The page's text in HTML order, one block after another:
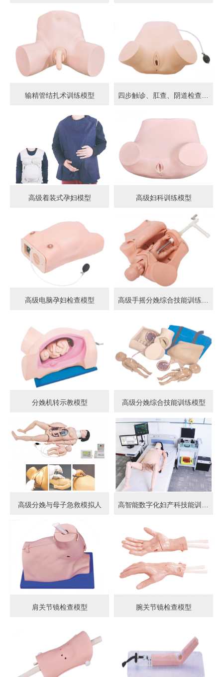
输精管结扎术训练模型 四步触诊、肛查、阴道检查训练模型
高级着装式孕妇模型 高级妇科训练模型
高级电脑孕妇检查模型 高级手摇分娩综合技能训练模型
分娩机转示教模型 高级分娩综合技能训练模型
高级分娩与母子急救模拟人
肩关节镜检查模型 腕关节镜检查模型